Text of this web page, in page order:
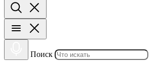
Поиск